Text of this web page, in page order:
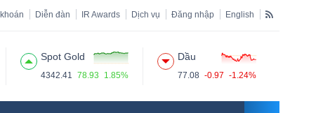
Diễn đàn IR Awards Dịch vụ Đăng nhập English
Spot Gold
4342.41 78.93 1.85%
Dầu
77.08 -0.97 -1.24%